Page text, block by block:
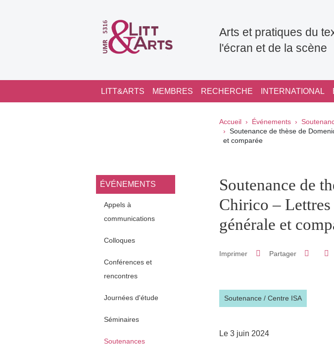
Arts et pratiques du
l'écran et de la scène
Navigation principale
LITT&ARTS MEMBRES RECHERCHE INTERNATIONAL
Fil d'Ariane
Accueil Événements
Soutenance de thèse de
et comparée
Navigation principale Sidebar
ÉVÉNEMENTS
Appels à
communications
Colloques
Conférences et
rencontres
Journées d'étude
Séminaires
Soutenances
Soutenance de
Chirico –
générale et
Imprimer Partager
Soutenance / Centre ISA
Le 3 juin 2024